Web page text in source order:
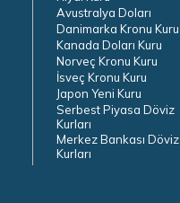
Avustralya Doları
Danimarka Kronu Kuru
Kanada Doları Kuru
Norveç Kronu Kuru
İsveç Kronu Kuru
Japon Yeni Kuru
Serbest Piyasa Döviz
Kurları
Merkez Bankası Döviz
Kurları